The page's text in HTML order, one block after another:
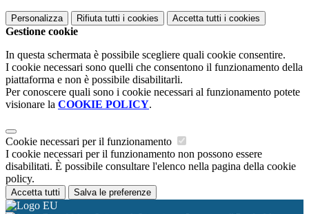
Personalizza Rifiuta tutti i cookies Accetta tutti i cookies
Gestione cookie
In questa schermata è possibile scegliere quali cookie consentire.
I cookie necessari sono quelli che consentono il funzionamento della
piattaforma e non è possibile disabilitarli.
Per conoscere quali sono i cookie necessari al funzionamento potete
visionare la COOKIE POLICY.
Cookie necessari per il funzionamento
I cookie necessari per il funzionamento non possono essere
disabilitati. È possibile consultare l'elenco nella pagina della cookie
policy.
Accetta tutti Salva le preferenze